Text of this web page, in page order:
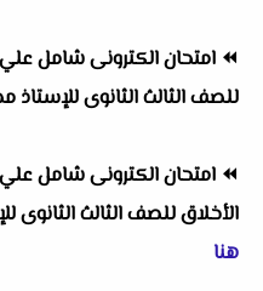
⏪ امتحان الكترونى شامل علي
للصف الثالث الثانوى
⏪ امتحان الكترونى شامل علي
الأخلاق للصف الثالث
هنا